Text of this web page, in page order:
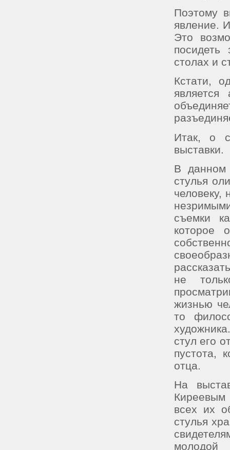
Поэтому
явление.
Это
столах и
Кстати,
Итак, о
выставки.
В данном
стулья
съемки
которое
не
жизнью
то
стул его
пустота,
отца.
На
всех их
стулья